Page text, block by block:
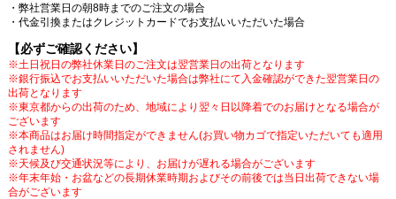
・弊社営業日の朝8時までのご注文の場合
・代金引換またはクレジットカードでお支払いいただいた場合
【必ずご確認ください】
※土日祝日の弊社休業日のご注文は翌営業日の出荷となります
※銀行振込でお支払いいただいた場合は弊社にて入金確認ができた翌営業日の
出荷となります
※東京都からの出荷のため、地域により翌々日以降着でのお届けとなる場合が
ございます
※本商品はお届け時間指定ができません(お買い物カゴで指定いただいても適用
されません)
※天候及び交通状況等により、お届けが遅れる場合がございます
※年末年始・お盆などの長期休業時期およびその前後では当日出荷できない場
合がございます